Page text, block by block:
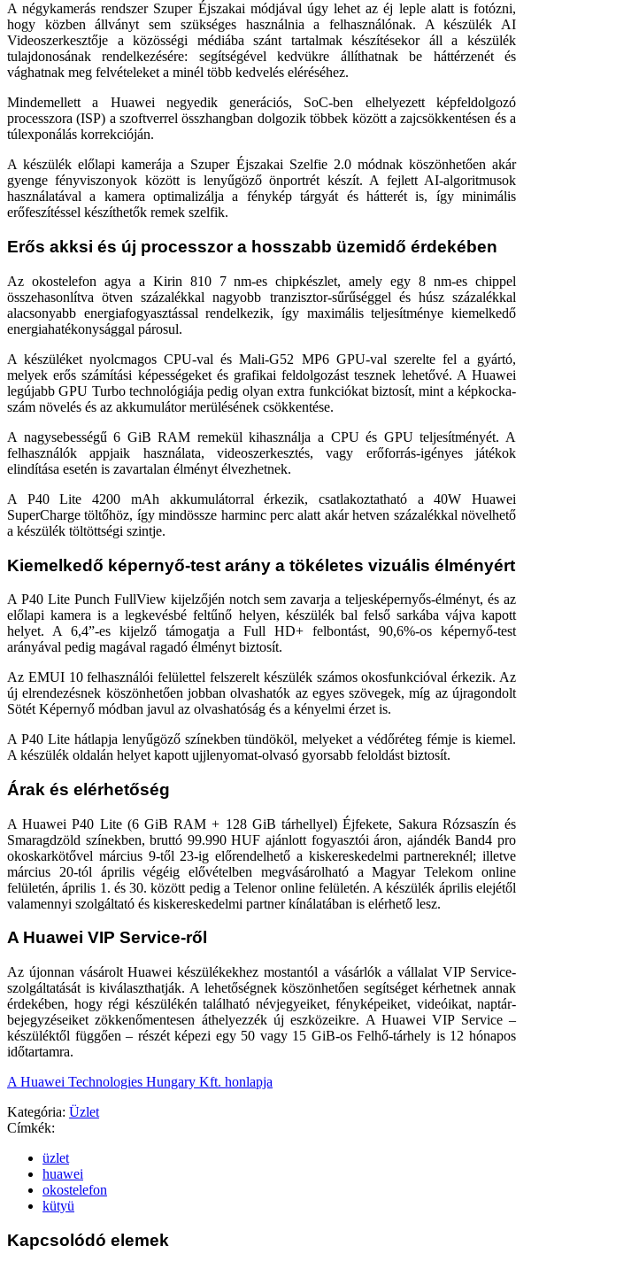
A négykamerás rendszer Szuper Éjszakai módjával úgy lehet az éj leple alatt is fotózni,
hogy közben állványt sem szükséges használnia a felhasználónak. A készülék AI
Videoszerkesztője a közösségi médiába szánt tartalmak készítésekor áll a készülék
tulajdonosának rendelkezésére: segítségével kedvükre állíthatnak be háttérzenét és
vághatnak meg felvételeket a minél több kedvelés eléréséhez.
Mindemellett a Huawei negyedik generációs, SoC-ben elhelyezett képfeldolgozó
processzora (ISP) a szoftverrel összhangban dolgozik többek között a zajcsökkentésen és a
túlexponálás korrekcióján.
A készülék előlapi kamerája a Szuper Éjszakai Szelfie 2.0 módnak köszönhetően akár
gyenge fényviszonyok között is lenyűgöző önportrét készít. A fejlett AI-algoritmusok
használatával a kamera optimalizálja a fénykép tárgyát és hátterét is, így minimális
erőfeszítéssel készíthetők remek szelfik.
Erős akksi és új processzor a hosszabb üzemidő érdekében
Az okostelefon agya a Kirin 810 7 nm-es chipkészlet, amely egy 8 nm-es chippel
összehasonlítva ötven százalékkal nagyobb tranzisztor-sűrűséggel és húsz százalékkal
alacsonyabb energiafogyasztással rendelkezik, így maximális teljesítménye kiemelkedő
energiahatékonysággal párosul.
A készüléket nyolcmagos CPU-val és Mali-G52 MP6 GPU-val szerelte fel a gyártó,
melyek erős számítási képességeket és grafikai feldolgozást tesznek lehetővé. A Huawei
legújabb GPU Turbo technológiája pedig olyan extra funkciókat biztosít, mint a képkocka-
szám növelés és az akkumulátor merülésének csökkentése.
A nagysebességű 6 GiB RAM remekül kihasználja a CPU és GPU teljesítményét. A
felhasználók appjaik használata, videoszerkesztés, vagy erőforrás-igényes játékok
elindítása esetén is zavartalan élményt élvezhetnek.
A P40 Lite 4200 mAh akkumulátorral érkezik, csatlakoztatható a 40W Huawei
SuperCharge töltőhöz, így mindössze harminc perc alatt akár hetven százalékkal növelhető
a készülék töltöttségi szintje.
Kiemelkedő képernyő-test arány a tökéletes vizuális élményért
A P40 Lite Punch FullView kijelzőjén notch sem zavarja a teljesképernyős-élményt, és az
előlapi kamera is a legkevésbé feltűnő helyen, készülék bal felső sarkába vájva kapott
helyet. A 6,4”-es kijelző támogatja a Full HD+ felbontást, 90,6%-os képernyő-test
arányával pedig magával ragadó élményt biztosít.
Az EMUI 10 felhasználói felülettel felszerelt készülék számos okosfunkcióval érkezik. Az
új elrendezésnek köszönhetően jobban olvashatók az egyes szövegek, míg az újragondolt
Sötét Képernyő módban javul az olvashatóság és a kényelmi érzet is.
A P40 Lite hátlapja lenyűgöző színekben tündököl, melyeket a védőréteg fémje is kiemel.
A készülék oldalán helyet kapott ujjlenyomat-olvasó gyorsabb feloldást biztosít.
Árak és elérhetőség
A Huawei P40 Lite (6 GiB RAM + 128 GiB tárhellyel) Éjfekete, Sakura Rózsaszín és
Smaragdzöld színekben, bruttó 99.990 HUF ajánlott fogyasztói áron, ajándék Band4 pro
okoskarkötővel március 9-től 23-ig előrendelhető a kiskereskedelmi partnereknél; illetve
március 20-tól április végéig elővételben megvásárolható a Magyar Telekom online
felületén, április 1. és 30. között pedig a Telenor online felületén. A készülék április elejétől
valamennyi szolgáltató és kiskereskedelmi partner kínálatában is elérhető lesz.
A Huawei VIP Service-ről
Az újonnan vásárolt Huawei készülékekhez mostantól a vásárlók a vállalat VIP Service-
szolgáltatását is kiválaszthatják. A lehetőségnek köszönhetően segítséget kérhetnek annak
érdekében, hogy régi készülékén található névjegyeiket, fényképeiket, videóikat, naptár-
bejegyzéseiket zökkenőmentesen áthelyezzék új eszközeikre. A Huawei VIP Service –
készüléktől függően – részét képezi egy 50 vagy 15 GiB-os Felhő-tárhely is 12 hónapos
időtartamra.
A Huawei Technologies Hungary Kft. honlapja
Kategória: Üzlet
Címkék:
üzlet
huawei
okostelefon
kütyü
Kapcsolódó elemek